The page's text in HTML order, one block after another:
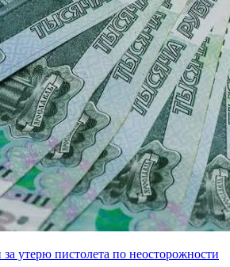
утерю пистолета по неосторожности